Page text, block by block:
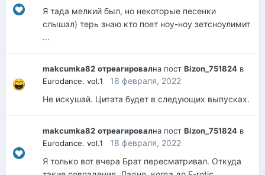
Я тада мелкий был, но некоторые песенки
слышал) терь знаю кто поет ноу-ноу зетсноулимит
...
makcumka82 отреагировална пост Bizon_751824 в
Eurodance. vol.1
18 февраля, 2022
Не искушай. Цитата будет в следующих выпусках.
makcumka82 отреагировална пост Bizon_751824 в
Eurodance. vol.1
18 февраля, 2022
Я только вот вчера Брат пересматривал. Откуда